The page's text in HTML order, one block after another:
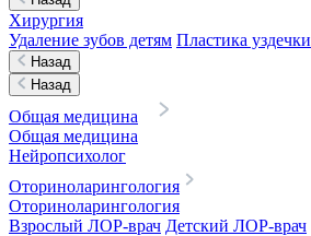
Хирургия
Удаление зубов детям Пластика уздечки
Назад
Назад
Общая медицина
Общая медицина
Нейропсихолог
Оториноларингология
Оториноларингология
Взрослый ЛОР-врач Детский ЛОР-врач